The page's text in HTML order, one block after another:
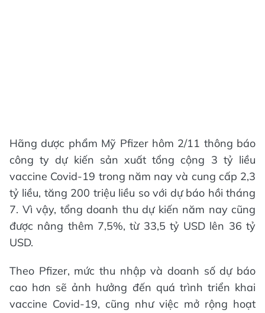
Hãng dược phẩm Mỹ Pfizer hôm 2/11 thông báo
công ty dự kiến sản xuất tổng cộng 3 tỷ liều
vaccine Covid-19 trong năm nay và cung cấp 2,3
tỷ liều, tăng 200 triệu liều so với dự báo hồi tháng
7. Vì vậy, tổng doanh thu dự kiến năm nay cũng
được nâng thêm 7,5%, từ 33,5 tỷ USD lên 36 tỷ
USD.
Theo Pfizer, mức thu nhập và doanh số dự báo
cao hơn sẽ ảnh hưởng đến quá trình triển khai
vaccine Covid-19, cũng như việc mở rộng hoạt